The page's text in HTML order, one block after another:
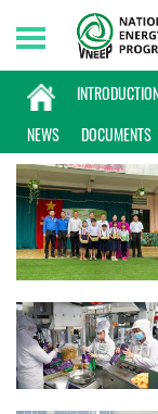
NEWS
DOCUMENTS
Thursday, 06/08/2026 |